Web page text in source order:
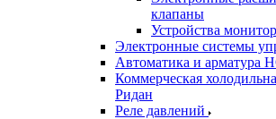
клапаны
Устройства
Электронные системы
Автоматика и арматура
Коммерческая
Ридан
Реле давлений